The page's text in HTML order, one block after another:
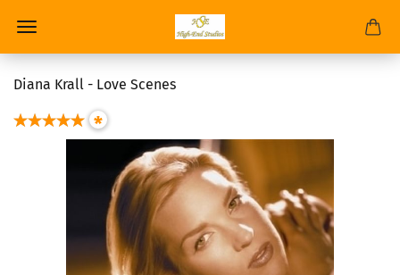
Diana Krall - Love Scenes
*